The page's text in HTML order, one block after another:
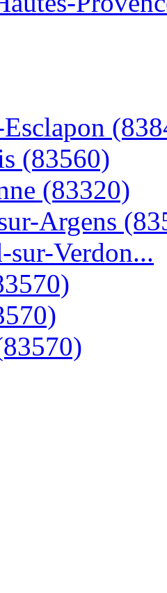
(83560)
(83320)
Argens
sur-Verdon...